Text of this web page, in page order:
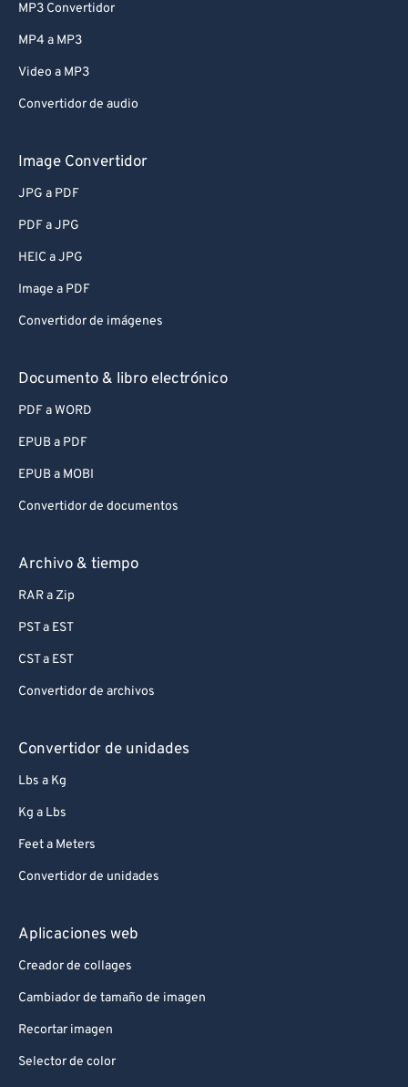
MP3 Convertidor
MP4 a MP3
Video a MP3
Convertidor de audio
Image Convertidor
JPG a PDF
PDF a JPG
HEIC a JPG
Image a PDF
Convertidor de imágenes
Documento & libro electrónico
PDF a WORD
EPUB a PDF
EPUB a MOBI
Convertidor de documentos
Archivo & tiempo
RAR a Zip
PST a EST
CST a EST
Convertidor de archivos
Convertidor de unidades
Lbs a Kg
Kg a Lbs
Feet a Meters
Convertidor de unidades
Aplicaciones web
Creador de collages
Cambiador de tamaño de imagen
Recortar imagen
Selector de color